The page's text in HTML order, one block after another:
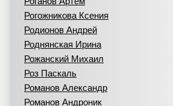
Рогожникова Ксения
Родионов Андрей
Роднянская Ирина
Рожанский Михаил
Роз Паскаль
Романов Александр
Романов Андроник